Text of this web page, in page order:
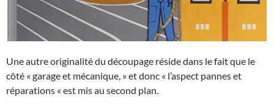
Une autre originalité du découpage réside dans le fait que le
côté « garage et mécanique, » et donc « l’aspect pannes et
réparations « est mis au second plan.